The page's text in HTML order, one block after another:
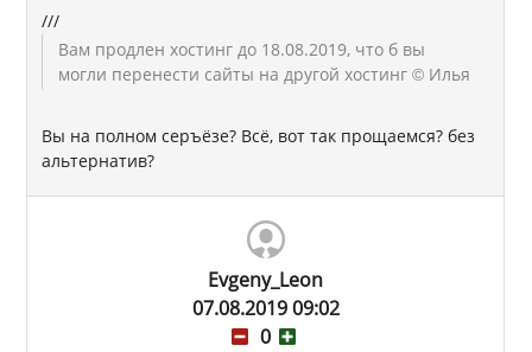
///
Вам продлен хостинг до 18.08.2019, что б вы
могли перенести сайты на другой хостинг© Илья
Вы на полном серъёзе? Всё, вот так прощаемся? без
альтернатив?
Evgeny_Leon
07.08.2019 09:02
0